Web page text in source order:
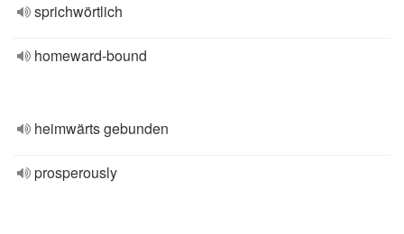
sprichwörtlich
homeward-bound
heimwärts gebunden
prosperously